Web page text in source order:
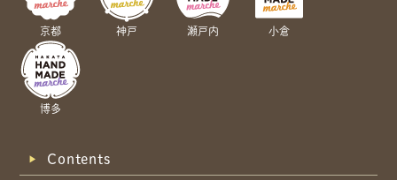
京都 神戸 瀬戸内 小倉
博多
Contents